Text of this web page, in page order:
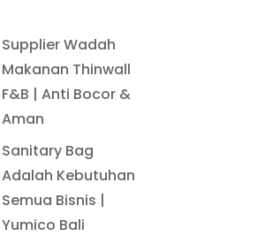
Supplier Wadah
Makanan Thinwall
F&B | Anti Bocor &
Aman
Sanitary Bag
Adalah Kebutuhan
Semua Bisnis |
Yumico Bali